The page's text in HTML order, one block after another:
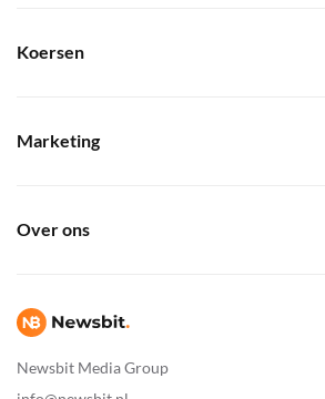
Newsbit Media Group
Koersen
Marketing
Over ons